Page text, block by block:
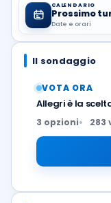
CALENDARIO
Prossimo
Date e orari
Il sondaggio
VOTA ORA
Allegri è la
3 opzioni 283